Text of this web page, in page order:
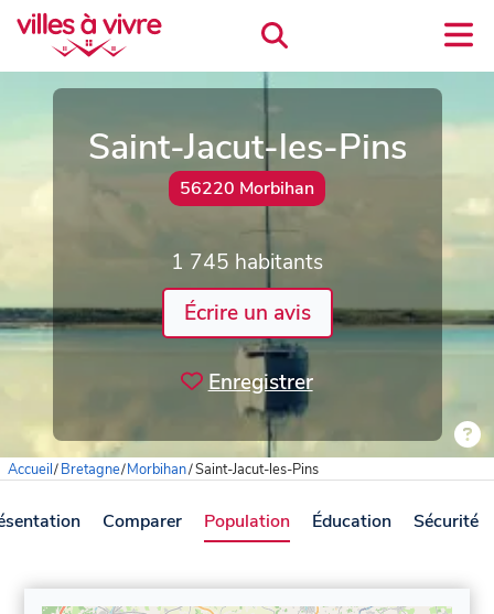
Saint-Jacut-les-Pins
56220 Morbihan
1 745 habitants
Écrire un avis
Enregistrer
Accueil/Bretagne/Morbihan/Saint-Jacut-les-Pins
Comparer Population Éducation Sécurité